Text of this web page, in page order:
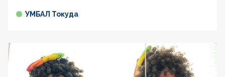
УМБАЛ Токуда